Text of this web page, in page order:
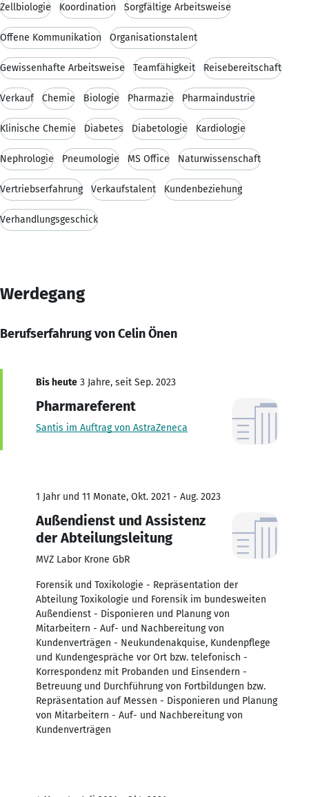
Zellbiologie Koordination Sorgfältige Arbeitsweise
Offene Kommunikation Organisationstalent
Gewissenhafte Arbeitsweise Teamfähigkeit Reisebereitschaft
Verkauf Chemie Biologie Pharmazie Pharmaindustrie
Klinische Chemie Diabetes Diabetologie Kardiologie
Nephrologie Pneumologie MS Office Naturwissenschaft
Vertriebserfahrung Verkaufstalent Kundenbeziehung
Verhandlungsgeschick
Werdegang
Berufserfahrung von Celin Önen
Bis heute 3 Jahre, seit Sep. 2023
Pharmareferent
Santis im Auftrag von AstraZeneca
1 Jahr und 11 Monate, Okt. 2021 - Aug. 2023
Außendienst und Assistenz
der Abteilungsleitung
MVZ Labor Krone GbR
Forensik und Toxikologie - Repräsentation der
Abteilung Toxikologie und Forensik im bundesweiten
Außendienst - Disponieren und Planung von
Mitarbeitern - Auf- und Nachbereitung von
Kundenverträgen - Neukundenakquise, Kundenpflege
und Kundengespräche vor Ort bzw. telefonisch -
Korrespondenz mit Probanden und Einsendern -
Betreuung und Durchführung von Fortbildungen bzw.
Repräsentation auf Messen - Disponieren und Planung
von Mitarbeitern - Auf- und Nachbereitung von
Kundenverträgen